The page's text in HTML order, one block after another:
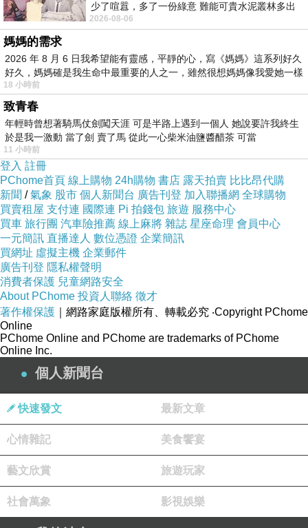
少了喧囂，多了一份綠意 難能可貴水泥叢林多出
一
2026-08-06
媽媽的需求
2026 年 8 月 6 日我希望能有靈感，平靜的心，寫《媽媽》這系列好久
好久，媽媽確是我生命中最重要的人之一，雖然很想媽媽像我愛她一樣
18 小時前
致青春
年輕時曾想著騎馬仗劍闖天涯 可是半路上遇到一個人 她說要許我終生
於是我一激動 當了劍 賣了馬 從此一心柴米油鹽醬醋茶 可當
11 小時前
登入 註冊
PChome首頁 線上購物 24h購物 書店 露天拍賣 比比昂代購
新聞 /氣象 股市 個人新聞台 廣告刊登 加入聯播網 全球購物
買賣租屋 支付連 國際連 Pi 拍錢包 旅遊 服務中心
買車 旅行團 汽車險推薦 線上麻將 雜誌 星座命理 會員中心
一元簡訊 直播達人 數位憑證 企業簡訊
買網址 虛擬主機 企業郵件
廣告刊登 隱私權聲明
消費者保護 兒童網路安全
About PChome 投資人聯絡 徵才
著作權保護 ｜網路家庭版權所有、轉載必究 ‧Copyright PChome
Online
PChome Online and PChome are trademarks of PChome
Online Inc.
個人新聞台
快速發文 最新文章
心情雜記 美食饗宴
藝文欣賞 旅遊玩家
社會萬象 影視娛樂